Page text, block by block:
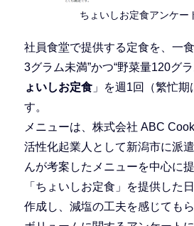
ちょいしお定食アンケー
社員食堂で提供する定食を、一
3グラム未満”かつ“野菜量120グ
ょいしお定食」を週1回（繁忙期
す。
メニューは、株式会社 ABC
活性化起業人として新潟市に派
んが考案したメニューを中心に
「ちょいしお定食」を提供した
作成し、減塩の工夫を感じても